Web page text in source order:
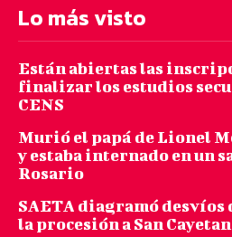
Lo más visto
Están abiertas las
finalizar los estudios
CENS
Murió el papá de Lionel
y estaba internado en un
Rosario
SAETA diagramó desvíos
la procesión a San